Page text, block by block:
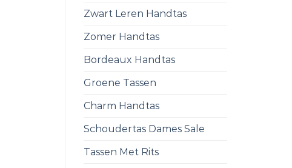
Zwart Leren Handtas
Zomer Handtas
Bordeaux Handtas
Groene Tassen
Charm Handtas
Schoudertas Dames Sale
Tassen Met Rits